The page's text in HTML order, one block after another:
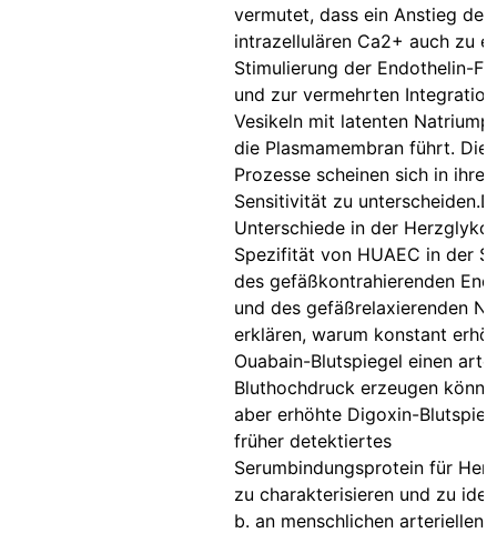
vermutet, dass ein Anstieg des
intrazellulären Ca2+ auch zu
Stimulierung der Endothelin-
und zur vermehrten
Vesikeln mit latenten
die Plasmamembran führt.
Prozesse scheinen sich in
Sensitivität zu
Unterschiede in der
Spezifität von HUAEC in der
des gefäßkontrahierenden
und des gefäßrelaxierenden
erklären, warum konstant
Ouabain-Blutspiegel einen
Bluthochdruck erzeugen
aber erhöhte Digoxin-
früher detektiertes
Serumbindungsprotein für
zu charakterisieren und zu
b. an menschlichen arteriellen